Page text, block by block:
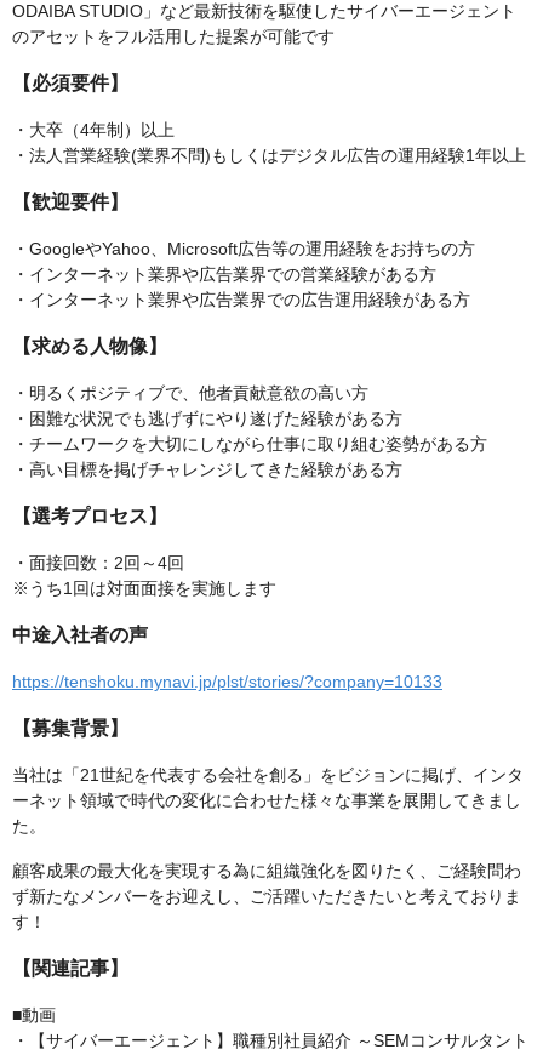
ODAIBA STUDIO」など最新技術を駆使したサイバーエージェント
のアセットをフル活用した提案が可能です
【必須要件】
・大卒（4年制）以上
・法人営業経験(業界不問)もしくはデジタル広告の運用経験1年以上
【歓迎要件】
・GoogleやYahoo、Microsoft広告等の運用経験をお持ちの方
・インターネット業界や広告業界での営業経験がある方
・インターネット業界や広告業界での広告運用経験がある方
【求める人物像】
・明るくポジティブで、他者貢献意欲の高い方
・困難な状況でも逃げずにやり遂げた経験がある方
・チームワークを大切にしながら仕事に取り組む姿勢がある方
・高い目標を掲げチャレンジしてきた経験がある方
【選考プロセス】
・面接回数：2回～4回
※うち1回は対面面接を実施します
中途入社者の声
https://tenshoku.mynavi.jp/plst/stories/?company=10133
【募集背景】
当社は「21世紀を代表する会社を創る」をビジョンに掲げ、インタ
ーネット領域で時代の変化に合わせた様々な事業を展開してきまし
た。
顧客成果の最大化を実現する為に組織強化を図りたく、ご経験問わ
ず新たなメンバーをお迎えし、ご活躍いただきたいと考えておりま
す！
【関連記事】
■動画
・【サイバーエージェント】職種別社員紹介 ～SEMコンサルタント